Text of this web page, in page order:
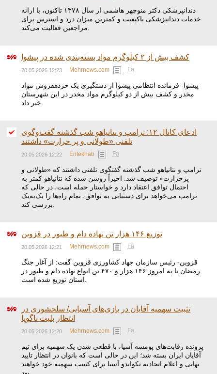
دندانپزشکی دکتر منوچهر هاشمی از سال ۱۳۷۸ تاکنون، با ارائه
خدمات دندانپزشکی باکیفیت و کمترین میزان درد و استرس برای
کشف بیش از ۲ کیلوگرم مواد بسته‌بندی شده در پیشوا
20.05.2026 12:23 Mehrnews.com Fa
پیشوا- فرمانده انتظامی پیشوا از دستگیری یک خردهفروش مواد
مخدر و کشف بیش از دو کیلوگرم مواد مخدر در این شهرستان
ادعای کانال ۱۲: ترامپ و نتانیاهو شب گذشته گفت‌وگوی
تلفنی «طولانی و پر حرارت» داشتند
20.05.2026 12:22 Entekhab Fa
ترامپ و نتانیاهو شب گذشته گفتگوی تلفنی داشتند که «طولانی و
پرحرارت» توصیف شد. اخیراً روشن شده که نتانیاهو کمتر به
احتمال توافق اعتقاد دارد و خواستار حمله است، در حالی که
ترامپ می‌خواهد برای دستیابی به توافق، تمام راه‌ها را یک‌به‌یک
توزیع ۱۴۶ هزار تن نهاده دام و طیور در قزوین
20.05.2026 12:21 Mehrnews.com Fa
قزوین- رئیس سازمان جهاد کشاورزی قزوین گفت: از آغاز جنگ
رمضان تا به امروز ۱۴۶ هزار و ۴۷۰ تن انواع نهاده دام و طیور در
تثبیت سهمیه آقایان در بازی‌های آسیایی/ سلحشوری در
انتظار بلیت ناگویا
20.05.2026 12:20 Mehrnews.com Fa
پرونده رقابت‌های پومسه آسیا، با قطعی شدن یک سهمیه برای تیم
آقایان ایران بسته شد؛ این در حالی است که بانوان در انتظار تایید
نهایی و اعلام اتحادیه تکواندو آسیا برای کسب سهمیه‌ خود خواهند